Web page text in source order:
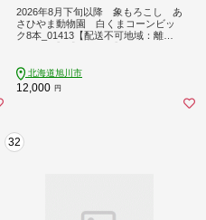
2026年8月下旬以降 象もろこし あ
さひやま動物園 白くまコーンビッ
ク8本_01413【配送不可地域：離
北海道旭川市
12,000 円
32